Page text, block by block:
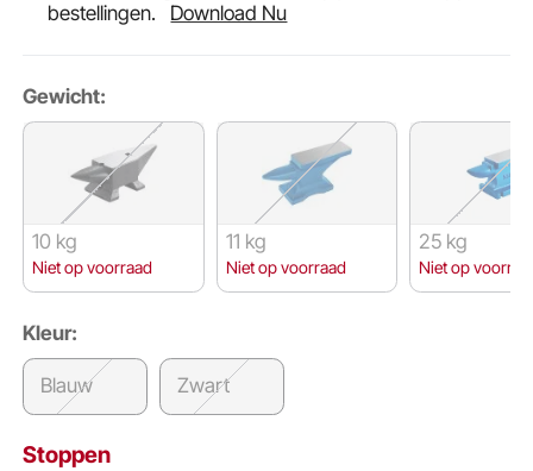
bestellingen.
Download Nu
Gewicht:
10 kg
Niet op voorraad
11 kg
Niet op voorraad
25 kg
Niet op
Kleur:
Blauw Zwart
Stoppen